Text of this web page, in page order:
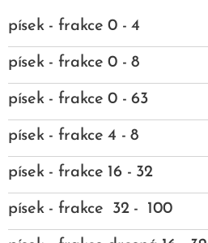
písek - frakce 0 - 4
písek - frakce 0 - 8
písek - frakce 0 - 63
písek - frakce 4 - 8
písek - frakce 16 - 32
písek - frakce 32 - 100